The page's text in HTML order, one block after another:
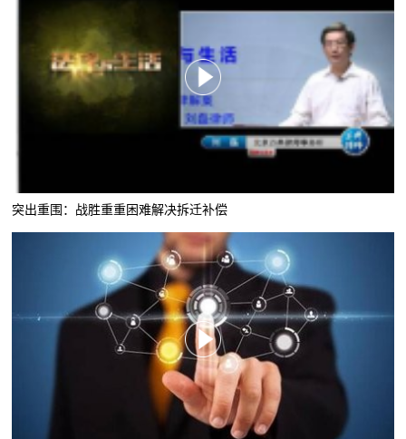
突出重围：战胜重重困难解决拆迁补偿